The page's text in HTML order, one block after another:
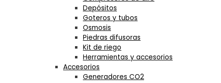
Depósitos
Goteros y tubos
Osmosis
Piedras difusoras
Kit de riego
Herramientas y accesorios
Accesorios
Generadores CO2